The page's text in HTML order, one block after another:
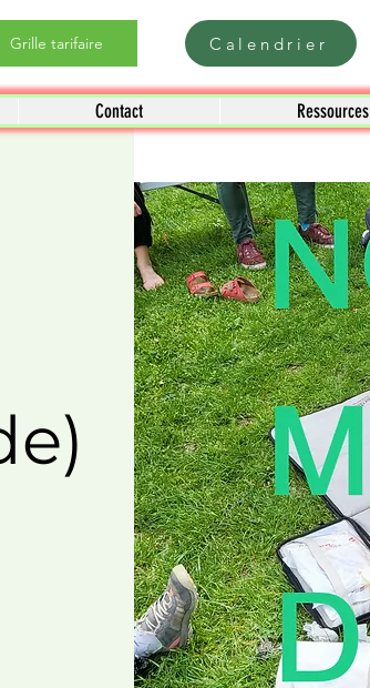
Grille tarifaire Calendrier
Contact Ressources